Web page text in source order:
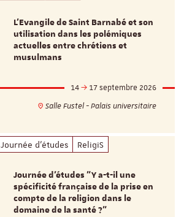
L’Evangile de Saint Barnabé et son
utilisation dans les polémiques
actuelles entre chrétiens et
musulmans
14
17 septembre 2026
Salle Fustel - Palais universitaire
Journée d'études ReligiS
Journée d’études "Y a-t-il une
spécificité française de la prise en
compte de la religion dans le
domaine de la santé ?"